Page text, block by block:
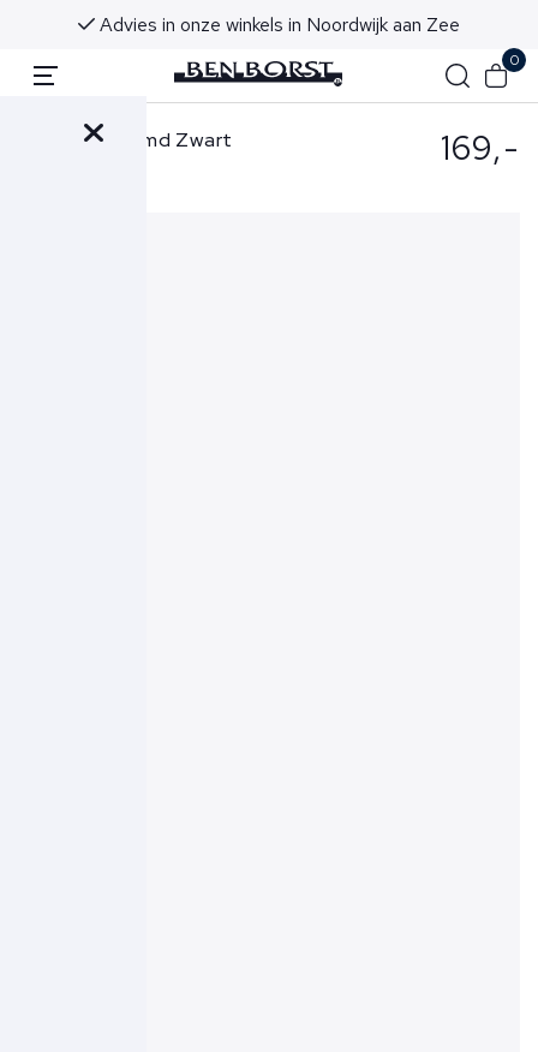
Advies in onze winkels in Noordwijk aan Zee
0
Eton Overhemd Zwart 169,-